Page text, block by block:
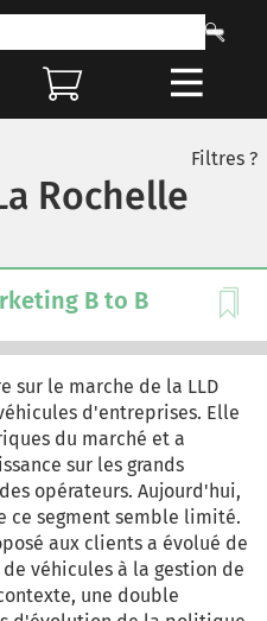
Rochelle
Filtres ?
B to B
sur le marche de la LLD
d'entreprises. Elle
du marché et a
sur les grands
opérateurs. Aujourd'hui,
ce segment semble limité.
aux clients a évolué de
véhicules à la gestion de
une double